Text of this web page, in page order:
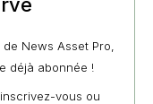
News Asset Pro,
déjà abonnée !
vous ou